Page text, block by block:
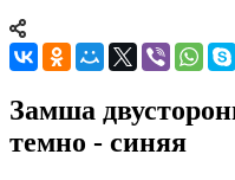
Замша
темно - синяя